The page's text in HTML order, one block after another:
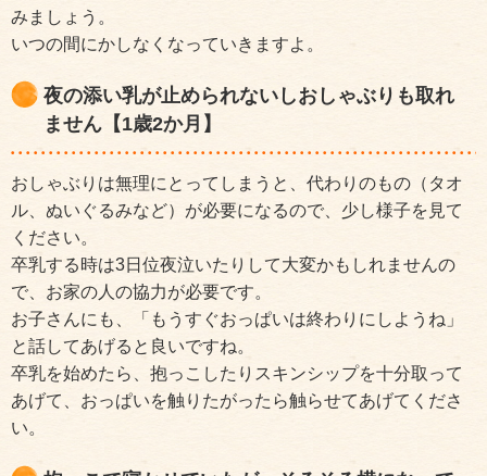
みましょう。
いつの間にかしなくなっていきますよ。
夜の添い乳が止められないしおしゃぶりも取れ
ません【1歳2か月】
おしゃぶりは無理にとってしまうと、代わりのもの（タオ
ル、ぬいぐるみなど）が必要になるので、少し様子を見て
ください。
卒乳する時は3日位夜泣いたりして大変かもしれませんの
で、お家の人の協力が必要です。
お子さんにも、「もうすぐおっぱいは終わりにしようね」
と話してあげると良いですね。
卒乳を始めたら、抱っこしたりスキンシップを十分取って
あげて、おっぱいを触りたがったら触らせてあげてくださ
い。